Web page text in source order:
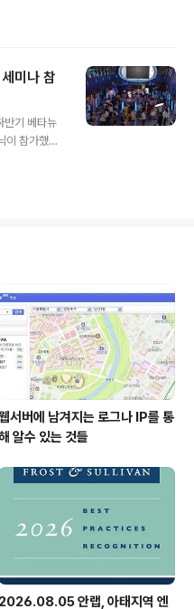
식을 가져
를 안전하
른 V3 365
다. V3 365
미나 참
기 베타뉴
이 참가했습
프트, 그리
신기술
의 최신 기
하는 만남의
트렌드가 한
서버에 남겨지는 로그나 IP를 통
알수 있는 것들
2026.08.05 안랩, 아태지역 엔